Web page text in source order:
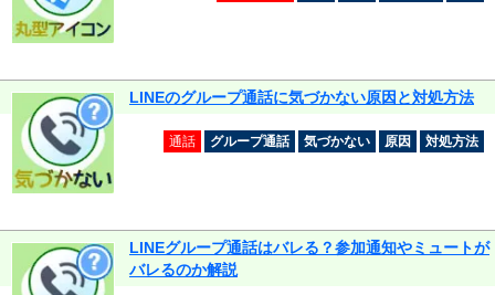
LINEのグループ通話に気づかない原因と対処方法
通話 グループ通話 気づかない 原因 対処方法
LINEグループ通話はバレる？参加通知やミュートが
バレるのか解説